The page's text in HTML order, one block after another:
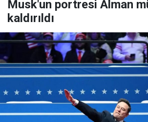
Musk'un portresi Alman
kaldırıldı